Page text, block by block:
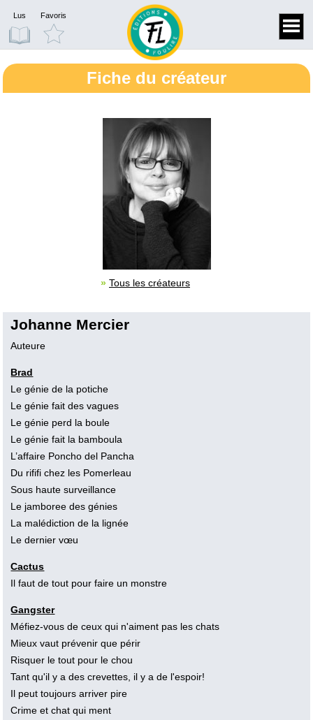
Lus Favoris
Fiche du créateur
» Tous les créateurs
Johanne Mercier
Auteure
Brad
Le génie de la potiche
Le génie fait des vagues
Le génie perd la boule
Le génie fait la bamboula
L’affaire Poncho del Pancha
Du rififi chez les Pomerleau
Sous haute surveillance
Le jamboree des génies
La malédiction de la lignée
Le dernier vœu
Cactus
Il faut de tout pour faire un monstre
Gangster
Méfiez-vous de ceux qui n'aiment pas les chats
Mieux vaut prévenir que périr
Risquer le tout pour le chou
Tant qu'il y a des crevettes, il y a de l'espoir!
Il peut toujours arriver pire
Crime et chat qui ment